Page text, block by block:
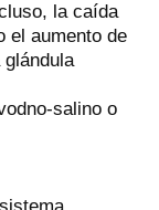
la caída
el aumento de
salino o